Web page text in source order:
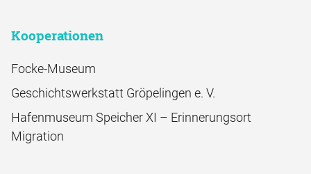
Kooperationen
Focke-Museum
Geschichtswerkstatt Gröpelingen e. V.
Hafenmuseum Speicher XI – Erinnerungsort
Migration